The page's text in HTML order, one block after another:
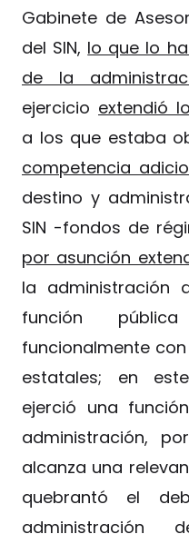
Gabinete de
del SIN, lo que lo
de la
ejercicio extendió
a los que estaba
competencia
destino y
SIN -fondos de
por asunción
la administración
función
funcionalmente
estatales; en
ejerció una
administración,
alcanza una
quebrantó el